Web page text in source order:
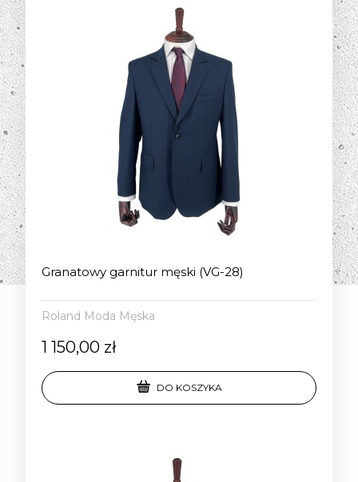
Granatowy garnitur męski (VG-28)
Roland Moda Męska
1 150,00 zł
DO KOSZYKA